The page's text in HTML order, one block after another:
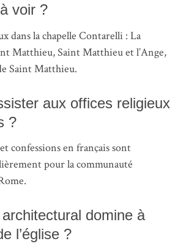
voir ?
dans la chapelle Contarelli : La
Matthieu, Saint Matthieu et l’Ange,
Saint Matthieu.
aux offices religieux
?
confessions en français sont
pour la communauté
domine à
l’église ?